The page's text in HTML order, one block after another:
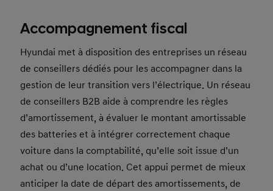
Accompagnement fiscal
Hyundai met à disposition des entreprises un réseau
de conseillers dédiés pour les accompagner dans la
gestion de leur transition vers l’électrique. Un réseau
de conseillers B2B aide à comprendre les règles
d’amortissement, à évaluer le montant amortissable
des batteries et à intégrer correctement chaque
voiture dans la comptabilité, qu’elle soit issue d’un
achat ou d’une location. Cet appui permet de mieux
anticiper la date de départ des amortissements, de